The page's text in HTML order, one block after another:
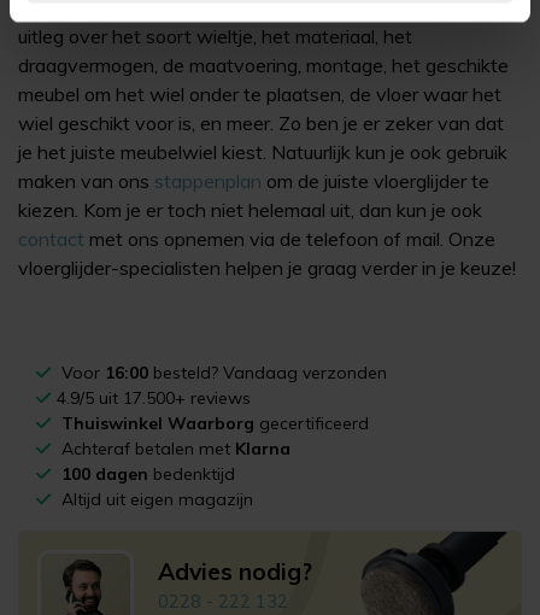
uitleg over het soort wieltje, het materiaal, het
draagvermogen, de maatvoering, montage, het geschikte
meubel om het wiel onder te plaatsen, de vloer waar het
wiel geschikt voor is, en meer. Zo ben je er zeker van dat
je het juiste meubelwiel kiest. Natuurlijk kun je ook gebruik
maken van ons stappenplan om de juiste vloerglijder te
kiezen. Kom je er toch niet helemaal uit, dan kun je ook
contact met ons opnemen via de telefoon of mail. Onze
vloerglijder-specialisten helpen je graag verder in je keuze!
Voor 16:00 besteld? Vandaag verzonden
4.9/5 uit 17.500+ reviews
Thuiswinkel Waarborg gecertificeerd
Achteraf betalen met Klarna
100 dagen bedenktijd
Altijd uit eigen magazijn
Advies nodig?
0228 - 222 132